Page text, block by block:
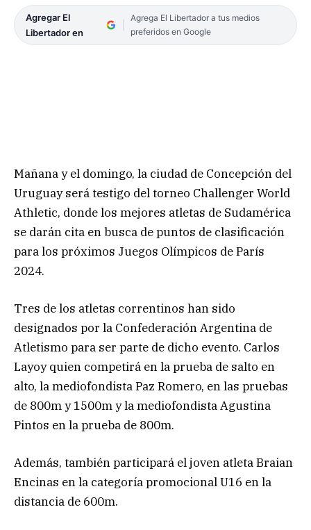
Agregar El
Libertador en
Agrega El Libertador a tus medios
preferidos en Google
Mañana y el domingo, la ciudad de Concepción del
Uruguay será testigo del torneo Challenger World
Athletic, donde los mejores atletas de Sudamérica
se darán cita en busca de puntos de clasificación
para los próximos Juegos Olímpicos de París
2024.
Tres de los atletas correntinos han sido
designados por la Confederación Argentina de
Atletismo para ser parte de dicho evento. Carlos
Layoy quien competirá en la prueba de salto en
alto, la mediofondista Paz Romero, en las pruebas
de 800m y 1500m y la mediofondista Agustina
Pintos en la prueba de 800m.
Además, también participará el joven atleta Braian
Encinas en la categoría promocional U16 en la
distancia de 600m.